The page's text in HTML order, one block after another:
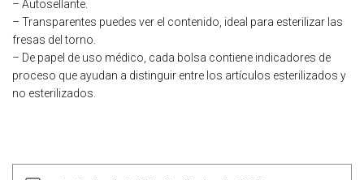
– Autosellante.
– Transparentes puedes ver el contenido, ideal para esterilizar las
fresas del torno.
– De papel de uso médico, cada bolsa contiene indicadores de
proceso que ayudan a distinguir entre los artículos esterilizados y
no esterilizados.